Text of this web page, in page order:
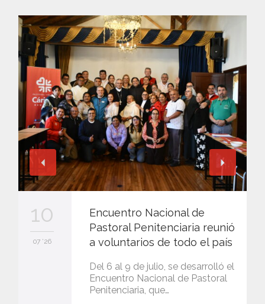
10
07 '26
Encuentro Nacional de
Pastoral Penitenciaria reunió
a voluntarios de todo el país
Del 6 al 9 de julio, se desarrolló el
Encuentro Nacional de Pastoral
Penitenciaria, que…